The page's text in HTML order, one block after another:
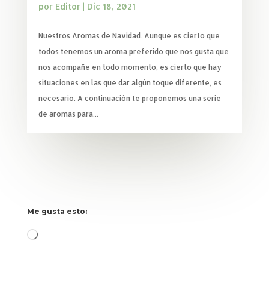
por Editor| Dic 18, 2021
Nuestros Aromas de Navidad. Aunque es cierto que
todos tenemos un aroma preferido que nos gusta que
nos acompañe en todo momento, es cierto que hay
situaciones en las que dar algún toque diferente, es
necesario. A continuación te proponemos una serie
de aromas para...
Me gusta esto:
Cargando...